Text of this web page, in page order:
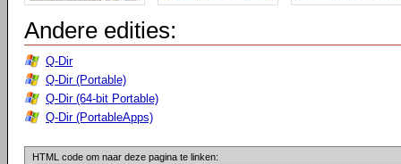
Andere edities:
Q-Dir
Q-Dir (Portable)
Q-Dir (64-bit Portable)
Q-Dir (PortableApps)
HTML code om naar deze pagina te linken: